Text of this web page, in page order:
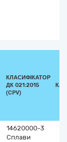
КЛАСИФІКАТОР
ДК 021:2015
(CPV)
14620000-3
Сплави